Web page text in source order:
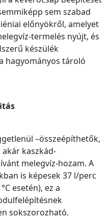
sem szabad
előnyökről, amelyet
termelés nyújt, és
készülék
hagyományos tároló
–összeépíthetők,
akár kaszkád-
melegvíz-hozam. A
is képesek 37 l/perc
esetén), ez a
sokszorozható.